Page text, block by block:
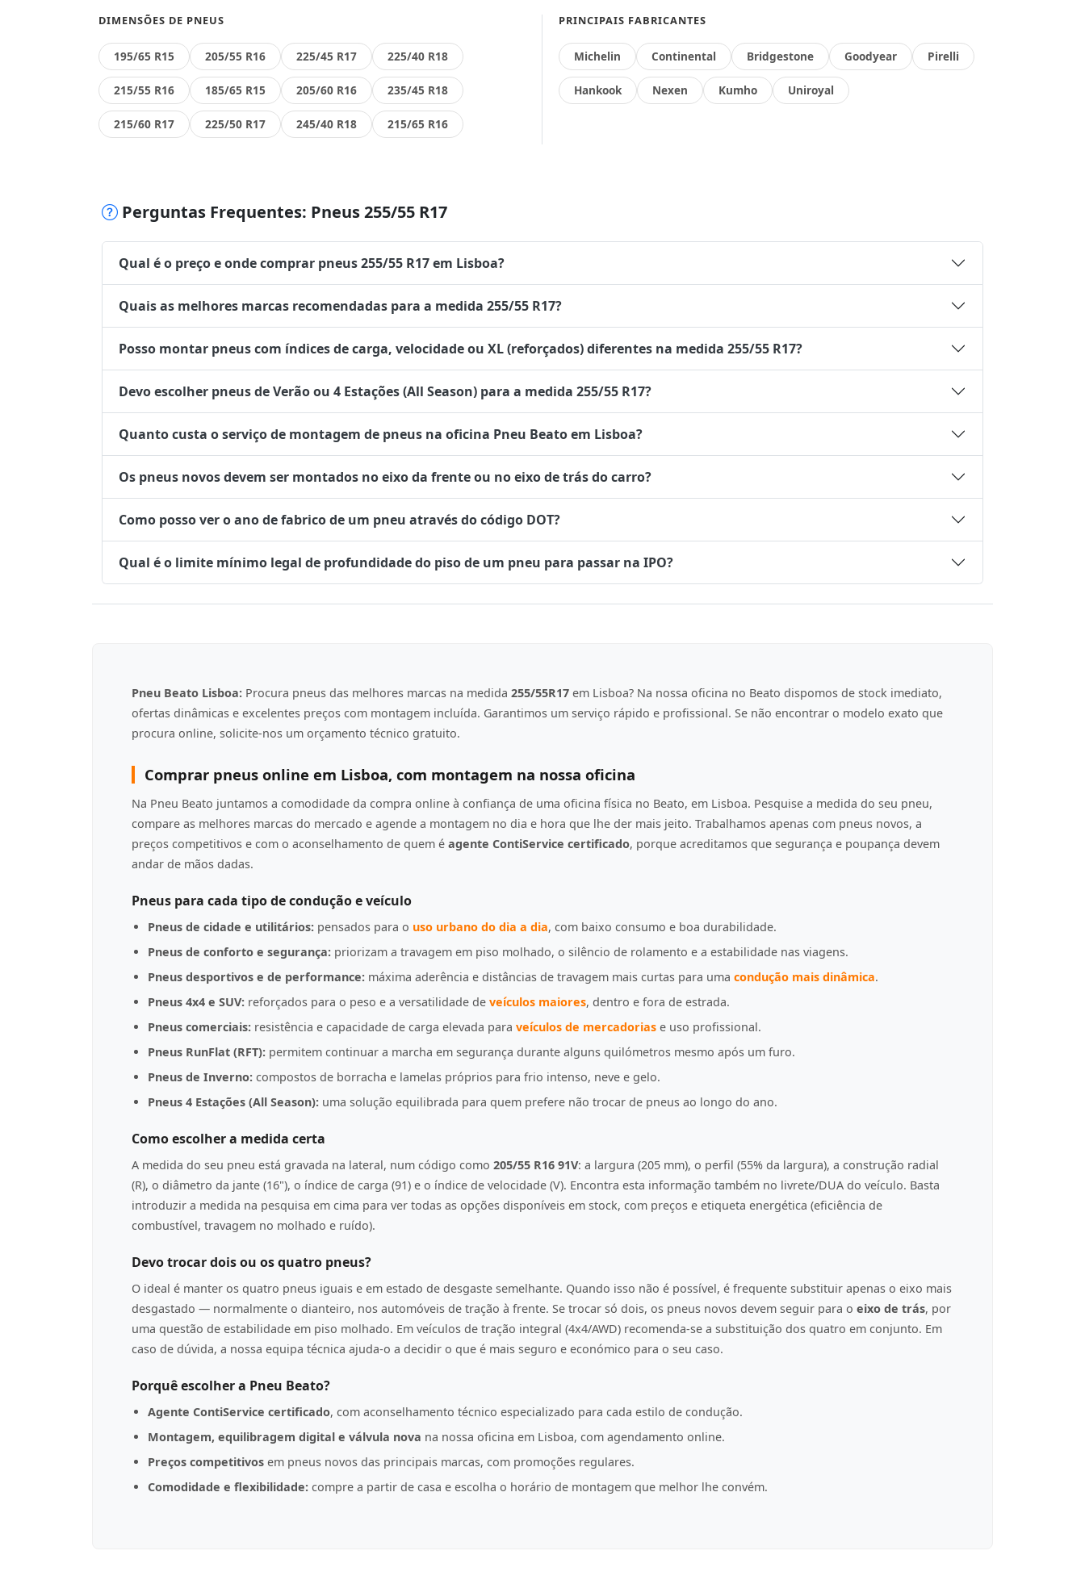
DIMENSÕES DE PNEUS
195/65 R15 205/55 R16 225/45 R17 225/40 R18
215/55 R16 185/65 R15 205/60 R16 235/45 R18
215/60 R17 225/50 R17 245/40 R18 215/65 R16
PRINCIPAIS FABRICANTES
Michelin Continental Bridgestone Goodyear Pirelli
Hankook Nexen Kumho Uniroyal
Perguntas Frequentes: Pneus 255/55 R17
Qual é o preço e onde comprar pneus 255/55 R17 em Lisboa?
Quais as melhores marcas recomendadas para a medida 255/55 R17?
Posso montar pneus com índices de carga, velocidade ou XL (reforçados) diferentes na medida 255/55 R17?
Devo escolher pneus de Verão ou 4 Estações (All Season) para a medida 255/55 R17?
Quanto custa o serviço de montagem de pneus na oficina Pneu Beato em Lisboa?
Os pneus novos devem ser montados no eixo da frente ou no eixo de trás do carro?
Como posso ver o ano de fabrico de um pneu através do código DOT?
Qual é o limite mínimo legal de profundidade do piso de um pneu para passar na IPO?
Pneu Beato Lisboa: Procura pneus das melhores marcas na medida 255/55R17 em Lisboa? Na nossa oficina no Beato dispomos de stock imediato,
ofertas dinâmicas e excelentes preços com montagem incluída. Garantimos um serviço rápido e profissional. Se não encontrar o modelo exato que
procura online, solicite-nos um orçamento técnico gratuito.
Comprar pneus online em Lisboa, com montagem na nossa oficina
Na Pneu Beato juntamos a comodidade da compra online à confiança de uma oficina física no Beato, em Lisboa. Pesquise a medida do seu pneu,
compare as melhores marcas do mercado e agende a montagem no dia e hora que lhe der mais jeito. Trabalhamos apenas com pneus novos, a
preços competitivos e com o aconselhamento de quem é agente ContiService certificado, porque acreditamos que segurança e poupança devem
andar de mãos dadas.
Pneus para cada tipo de condução e veículo
Pneus de cidade e utilitários: pensados para o uso urbano do dia a dia, com baixo consumo e boa durabilidade.
Pneus de conforto e segurança: priorizam a travagem em piso molhado, o silêncio de rolamento e a estabilidade nas viagens.
Pneus desportivos e de performance: máxima aderência e distâncias de travagem mais curtas para uma condução mais dinâmica.
Pneus 4x4 e SUV: reforçados para o peso e a versatilidade de veículos maiores, dentro e fora de estrada.
Pneus comerciais: resistência e capacidade de carga elevada para veículos de mercadorias e uso profissional.
Pneus RunFlat (RFT): permitem continuar a marcha em segurança durante alguns quilómetros mesmo após um furo.
Pneus de Inverno: compostos de borracha e lamelas próprios para frio intenso, neve e gelo.
Pneus 4 Estações (All Season): uma solução equilibrada para quem prefere não trocar de pneus ao longo do ano.
Como escolher a medida certa
A medida do seu pneu está gravada na lateral, num código como 205/55 R16 91V: a largura (205 mm), o perfil (55% da largura), a construção radial
(R), o diâmetro da jante (16"), o índice de carga (91) e o índice de velocidade (V). Encontra esta informação também no livrete/DUA do veículo. Basta
introduzir a medida na pesquisa em cima para ver todas as opções disponíveis em stock, com preços e etiqueta energética (eficiência de
combustível, travagem no molhado e ruído).
Devo trocar dois ou os quatro pneus?
O ideal é manter os quatro pneus iguais e em estado de desgaste semelhante. Quando isso não é possível, é frequente substituir apenas o eixo mais
desgastado — normalmente o dianteiro, nos automóveis de tração à frente. Se trocar só dois, os pneus novos devem seguir para o eixo de trás, por
uma questão de estabilidade em piso molhado. Em veículos de tração integral (4x4/AWD) recomenda-se a substituição dos quatro em conjunto. Em
caso de dúvida, a nossa equipa técnica ajuda-o a decidir o que é mais seguro e económico para o seu caso.
Porquê escolher a Pneu Beato?
Agente ContiService certificado, com aconselhamento técnico especializado para cada estilo de condução.
Montagem, equilibragem digital e válvula nova na nossa oficina em Lisboa, com agendamento online.
Preços competitivos em pneus novos das principais marcas, com promoções regulares.
Comodidade e flexibilidade: compre a partir de casa e escolha o horário de montagem que melhor lhe convém.